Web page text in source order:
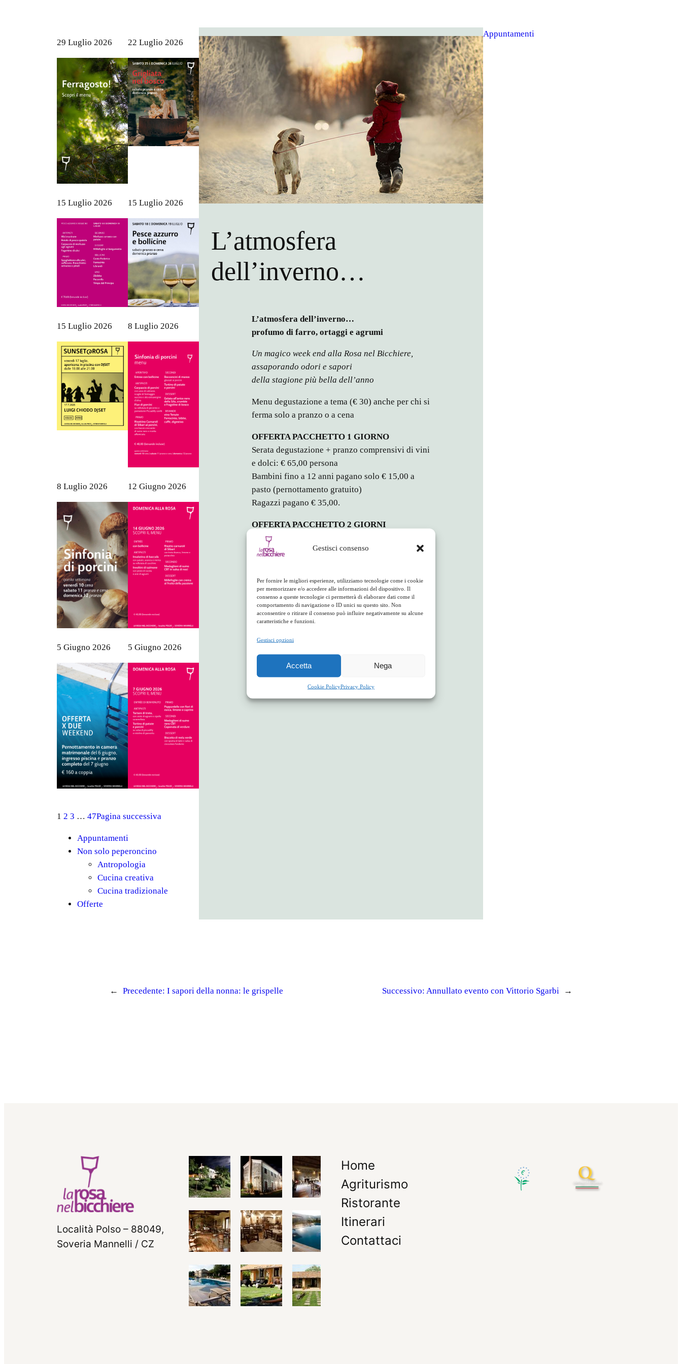
Gestisci consenso
Per fornire le migliori esperienze, utilizziamo tecnologie come i cookie
per memorizzare e/o accedere alle informazioni del dispositivo. Il
consenso a queste tecnologie ci permetterà di elaborare dati come il
comportamento di navigazione o ID unici su questo sito. Non
acconsentire o ritirare il consenso può influire negativamente su alcune
caratteristiche e funzioni.
Gestisci opzioni
Accetta Nega
Cookie PolicyPrivacy Policy
29 Luglio 2026 22 Luglio 2026
15 Luglio 2026 15 Luglio 2026
15 Luglio 2026 8 Luglio 2026
8 Luglio 2026 12 Giugno 2026
5 Giugno 2026 5 Giugno 2026
1 2 3 … 47Pagina successiva
Appuntamenti
Non solo peperoncino
Antropologia
Cucina creativa
Cucina tradizionale
Offerte
L’atmosfera
dell’inverno…
L’atmosfera dell’inverno…
profumo di farro, ortaggi e agrumi
Un magico week end alla Rosa nel Bicchiere,
assaporando odori e sapori
della stagione più bella dell’anno
Menu degustazione a tema (€ 30) anche per chi si
ferma solo a pranzo o a cena
OFFERTA PACCHETTO 1 GIORNO
Serata degustazione + pranzo comprensivi di vini
e dolci: € 65,00 persona
Bambini fino a 12 anni pagano solo € 15,00 a
pasto (pernottamento gratuito)
Ragazzi pagano € 35,00.
OFFERTA PACCHETTO 2 GIORNI
2 Serate degustazione + 2 pranzi comprensivi di
vini e dolci: € 120 a persona
pasto (pernottamento gratuito)
Ragazzi pagano € 70,00
inAppuntamenti
facebooktwitterlinkedinwhatsapptelegram link
Appuntamenti
← Precedente: I sapori della nonna: le grispelle Successivo: Annullato evento con Vittorio Sgarbi →
Località Polso – 88049,
Soveria Mannelli / CZ
Home
Agriturismo
Ristorante
Itinerari
Contattaci